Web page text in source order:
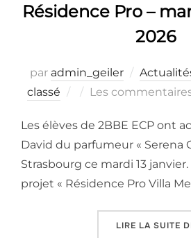
Résidence Pro –
2026
par admin_geiler
classé
Publié
Les
Les élèves de 2BBE ECP ont
David du parfumeur « Serena
Strasbourg ce mardi 13
projet « Résidence Pro Villa
LIRE LA SUITE